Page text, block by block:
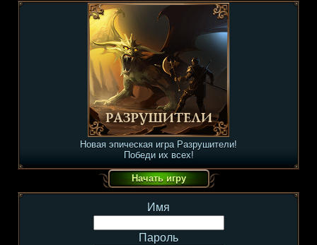
Новая эпическая игра Разрушители!
Победи их всех!
Имя
Пароль